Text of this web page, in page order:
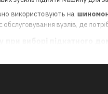
використовують на
вузлів, де
наскільки високо можна